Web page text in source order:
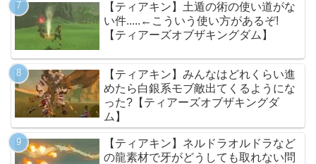
【ティアキン】土遁の術の使い道がな
い件.....←こういう使い方があるぞ!
【ティアーズオブザキングダム】
【ティアキン】みんなはどれくらい進
めたら白銀系モブ敵出てくるようにな
った?【ティアーズオブザキングダ
ム】
【ティアキン】ネルドラオルドラなど
の龍素材で牙がどうしても取れない問